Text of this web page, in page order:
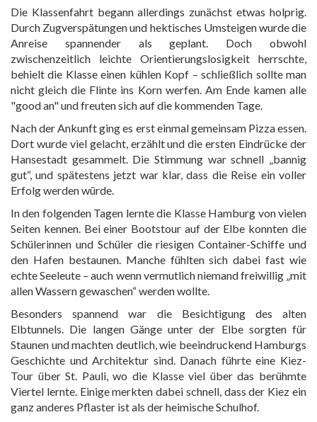
Die Klassenfahrt begann allerdings zunächst etwas holprig.
Durch Zugverspätungen und hektisches Umsteigen wurde die
Anreise spannender als geplant. Doch obwohl
zwischenzeitlich leichte Orientierungslosigkeit herrschte,
behielt die Klasse einen kühlen Kopf – schließlich sollte man
nicht gleich die Flinte ins Korn werfen. Am Ende kamen alle
"good an" und freuten sich auf die kommenden Tage.
Nach der Ankunft ging es erst einmal gemeinsam Pizza essen.
Dort wurde viel gelacht, erzählt und die ersten Eindrücke der
Hansestadt gesammelt. Die Stimmung war schnell „bannig
gut“, und spätestens jetzt war klar, dass die Reise ein voller
Erfolg werden würde.
In den folgenden Tagen lernte die Klasse Hamburg von vielen
Seiten kennen. Bei einer Bootstour auf der Elbe konnten die
Schülerinnen und Schüler die riesigen Container-Schiffe und
den Hafen bestaunen. Manche fühlten sich dabei fast wie
echte Seeleute – auch wenn vermutlich niemand freiwillig „mit
allen Wassern gewaschen“ werden wollte.
Besonders spannend war die Besichtigung des alten
Elbtunnels. Die langen Gänge unter der Elbe sorgten für
Staunen und machten deutlich, wie beeindruckend Hamburgs
Geschichte und Architektur sind. Danach führte eine Kiez-
Tour über St. Pauli, wo die Klasse viel über das berühmte
Viertel lernte. Einige merkten dabei schnell, dass der Kiez ein
ganz anderes Pflaster ist als der heimische Schulhof.